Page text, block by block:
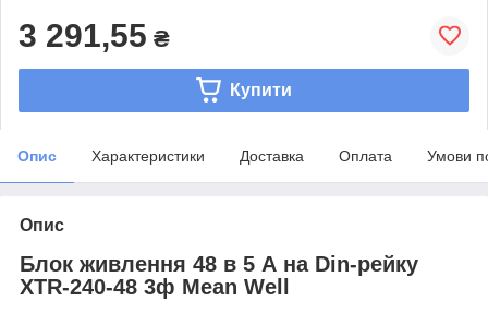
3 291,55 ₴
Купити
Опис Характеристики Доставка Оплата Умови
Опис
Блок живлення 48 в 5 А на Din-рейку
XTR-240-48 3ф Mean Well